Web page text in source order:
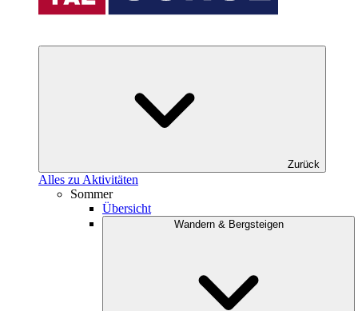
Zurück
Alles zu Aktivitäten
Sommer
Übersicht
Wandern & Bergsteigen